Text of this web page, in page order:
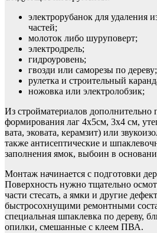
электрорубанок для
частей;
молоток либо шуруповерт;
электродрель;
гидроуровень;
гвозди или саморезы по дереву;
рулетка и строительный
ножовка или электролобзик;
Из стройматериалов дополнительно
формирования лаг 4х5см, 3х4 см,
вата, эковата, керамзит) или
также антисептические и
заполнения ямок, выбоин в
Монтаж начинается с подготовки
Поверхность нужно тщательно
части стесать, а ямки и другие
быстросохнущими ремонтными
специальная шпаклевка по дереву,
опилки, смешанные с клеем ПВА.